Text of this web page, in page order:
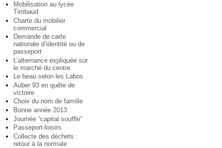
Mobilisation au lycée
Timbaud
Charte du mobilier
commercial
Demande de carte
nationale d’identité ou de
passeport
L’alternance expliquée sur
le marché du centre
Le beau selon les Labos
Auber 93 en quête de
victoire
Choix du nom de famille
Bonne année 2013
Journée “capital souffle”
Passeport-loisirs
Collecte des déchets :
retour à la normale